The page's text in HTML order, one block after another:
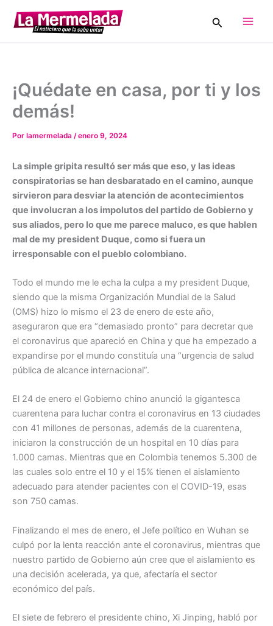
contenido
Buscar
¡Quédate en casa, por ti y los
demás!
Por lamermelada /enero 9, 2024
La simple gripita resultó ser más que eso, y las ideas
conspiratorias se han desbaratado en el camino, aunque
sirvieron para desviar la atención de acontecimientos
que involucran a los impolutos del partido de Gobierno y
sus aliados, pero lo que me parece maluco, es que hablen
mal de my president Duque, como si fuera un
irresponsable con el pueblo colombiano.
Todo el mundo me le echa la culpa a my president Duque,
siendo que la misma Organización Mundial de la Salud
(OMS) hizo lo mismo el 23 de enero de este año,
aseguraron que era “demasiado pronto” para decretar que
el coronavirus que apareció en China y que ha empezado a
expandirse por el mundo constituía una “urgencia de salud
pública de alcance internacional”.
El 24 de enero el Gobierno chino anunció la gigantesca
cuarentena para luchar contra el coronavirus en 13 ciudades
con 41 millones de personas, además de la cuarentena,
iniciaron la construcción de un hospital en 10 días para
1.000 camas. Mientras que en Colombia tenemos 5.300 de
las cuales solo entre el 10 y el 15% tienen el aislamiento
adecuado para atender pacientes con el COVID-19, esas
son 750 camas.
Finalizando el mes de enero, el Jefe político en Wuhan se
culpó por la lenta reacción ante el coronavirus, mientras que
nuestro partido de Gobierno aún cree que el aislamiento es
una decisión acelerada, ya que, afectaría el sector
económico del país.
El siete de febrero el presidente chino, Xi Jinping, habló por